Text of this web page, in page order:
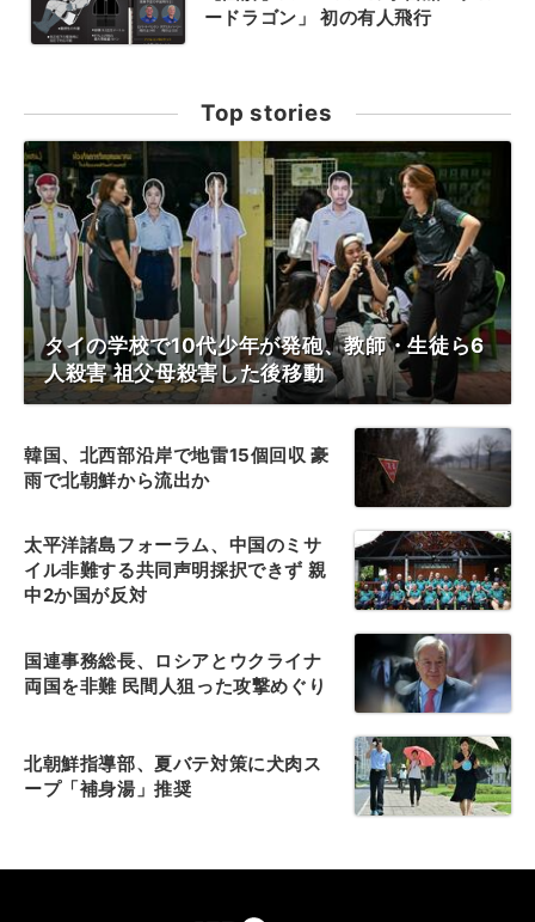
ードラゴン」 初の有人飛行
Top stories
タイの学校で10代少年が発砲、教師・生徒ら6
人殺害 祖父母殺害した後移動
韓国、北西部沿岸で地雷15個回収 豪
雨で北朝鮮から流出か
太平洋諸島フォーラム、中国のミサ
イル非難する共同声明採択できず 親
中2か国が反対
国連事務総長、ロシアとウクライナ
両国を非難 民間人狙った攻撃めぐり
北朝鮮指導部、夏バテ対策に犬肉ス
ープ「補身湯」推奨